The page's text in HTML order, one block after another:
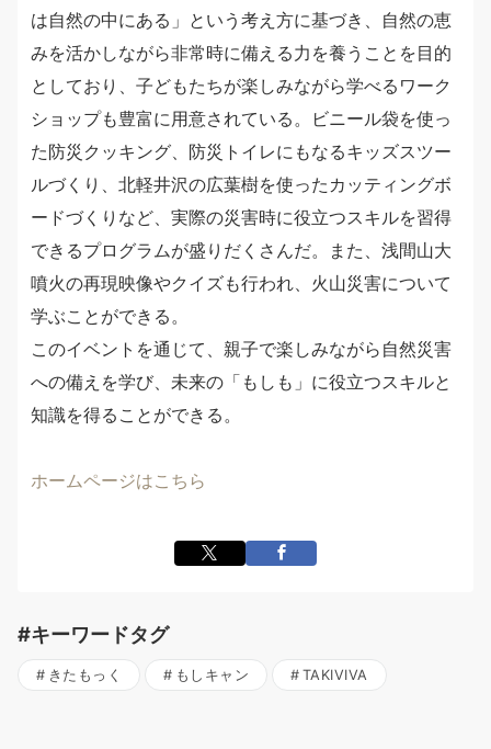
は自然の中にある」という考え方に基づき、自然の恵
みを活かしながら非常時に備える力を養うことを目的
としており、子どもたちが楽しみながら学べるワーク
ショップも豊富に用意されている。ビニール袋を使っ
た防災クッキング、防災トイレにもなるキッズスツー
ルづくり、北軽井沢の広葉樹を使ったカッティングボ
ードづくりなど、実際の災害時に役立つスキルを習得
できるプログラムが盛りだくさんだ。また、浅間山大
噴火の再現映像やクイズも行われ、火山災害について
学ぶことができる。
このイベントを通じて、親子で楽しみながら自然災害
への備えを学び、未来の「もしも」に役立つスキルと
知識を得ることができる。
ホームページはこちら
#キーワードタグ
きたもっく もしキャン TAKIVIVA